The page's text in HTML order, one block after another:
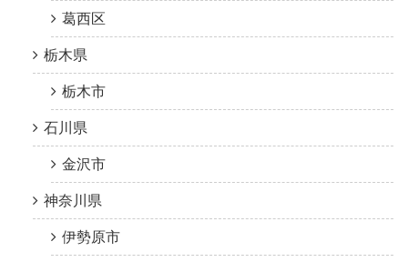
葛西区
栃木県
栃木市
石川県
金沢市
神奈川県
伊勢原市